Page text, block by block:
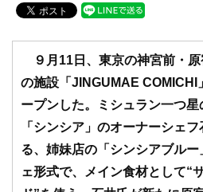
c
e
b
o
o
k
tt
er
e
９月11日、東京の神宮前・
の施設「JINGUMAE COMICHI
ープンした。ミシュラン一つ
「シンシア」のオーナーシェ
る、姉妹店の「シンシアブル
ェ形式で、メイン食材として“